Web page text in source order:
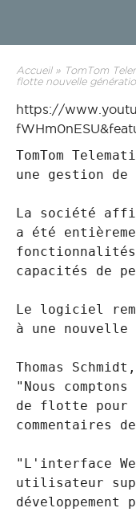
Accueil» TomTom
flotte nouvelle
https://
TomTom
une gestion
La société
a été
capacités de
Le logiciel
à une nouvelle
Thomas
"Nous
de flotte pour
commentaires
"L'interface
utilisateur